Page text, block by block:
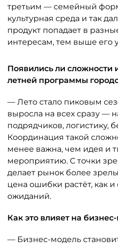
третьим — семейный
культурная среда и так
продукт попадает в
интересам, тем выше его
Появились ли сложности
летней программы
— Лето стало пиковым
выросла на всех сразу —
подрядчиков, логистику,
Координация такой
менее важна, чем идея и
мероприятию. С точки
делает рынок более
цена ошибки растёт, как
ожиданий.
Как это влияет на
— Бизнес-модель